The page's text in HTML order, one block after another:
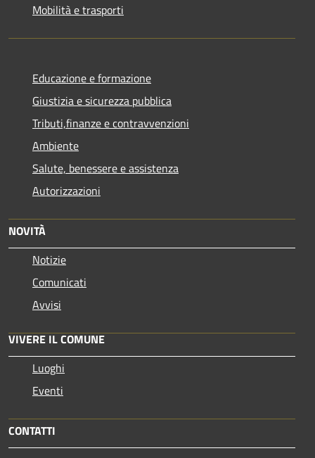
Mobilità e trasporti
Educazione e formazione
Giustizia e sicurezza pubblica
Tributi,finanze e contravvenzioni
Ambiente
Salute, benessere e assistenza
Autorizzazioni
NOVITÀ
Notizie
Comunicati
Avvisi
VIVERE IL COMUNE
Luoghi
Eventi
CONTATTI